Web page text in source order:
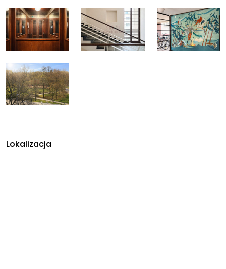
Lokalizacja